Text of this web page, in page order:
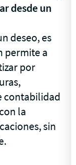
desde un
deseo, es
permite a
por
contabilidad
la
sin